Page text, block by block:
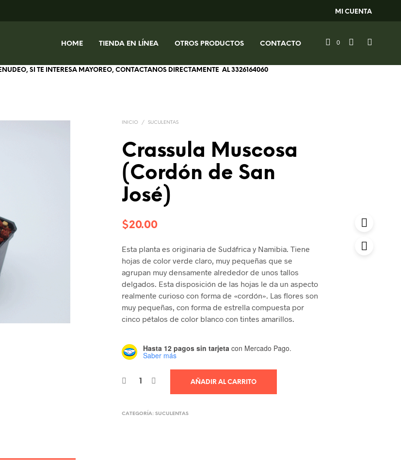
MI CUENTA
HOME TIENDA EN LÍNEA OTROS PRODUCTOS CONTACTO 0
SI TE INTERESA MAYOREO, CONTACTANOS DIRECTAMENTE AL3326164060
INICIO / SUCULENTAS
Crassula Muscosa
(Cordón de San
José)
$20.00
Esta planta es originaria de Sudáfrica y Namibia. Tiene
hojas de color verde claro, muy pequeñas que se
agrupan muy densamente alrededor de unos tallos
delgados. Esta disposición de las hojas le da un aspecto
realmente curioso con forma de «cordón». Las flores son
muy pequeñas, con forma de estrella compuesta por
cinco pétalos de color blanco con tintes amarillos.
Hasta 12 pagos sin tarjeta con Mercado Pago.
Saber más
AÑADIR AL CARRITO
CATEGORÍA:SUCULENTAS